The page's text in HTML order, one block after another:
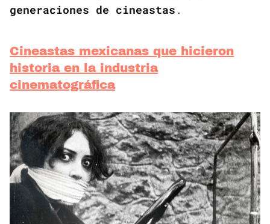
generaciones de cineastas .
Cineastas mexicanas que hicieron
historia en la industria
cinematográfica